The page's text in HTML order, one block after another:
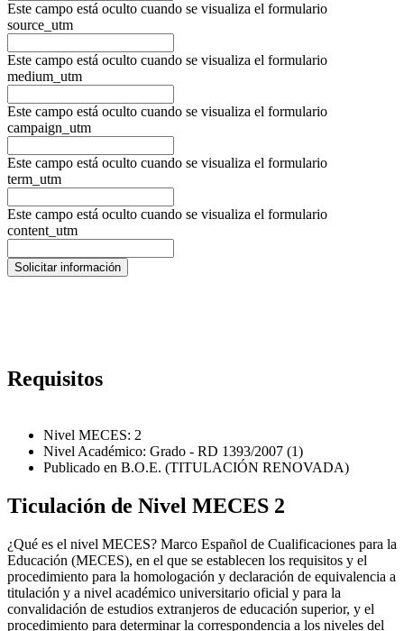
Este campo está oculto cuando se visualiza el formulario
source_utm
Este campo está oculto cuando se visualiza el formulario
medium_utm
Este campo está oculto cuando se visualiza el formulario
campaign_utm
Este campo está oculto cuando se visualiza el formulario
term_utm
Este campo está oculto cuando se visualiza el formulario
content_utm
Requisitos
Nivel MECES: 2
Nivel Académico: Grado - RD 1393/2007 (1)
Publicado en B.O.E. (TITULACIÓN RENOVADA)
Ticulación de Nivel MECES 2
¿Qué es el nivel MECES? Marco Español de Cualificaciones para la
Educación (MECES), en el que se establecen los requisitos y el
procedimiento para la homologación y declaración de equivalencia a
titulación y a nivel académico universitario oficial y para la
convalidación de estudios extranjeros de educación superior, y el
procedimiento para determinar la correspondencia a los niveles del